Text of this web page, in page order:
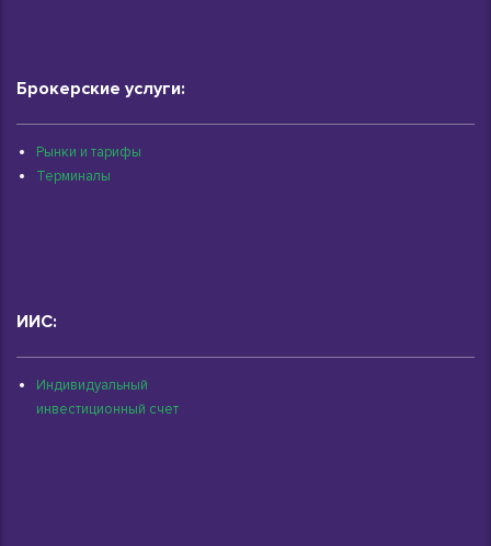
Брокерские услуги:
Рынки и тарифы
Терминалы
ИИС:
Индивидуальный
инвестиционный счет